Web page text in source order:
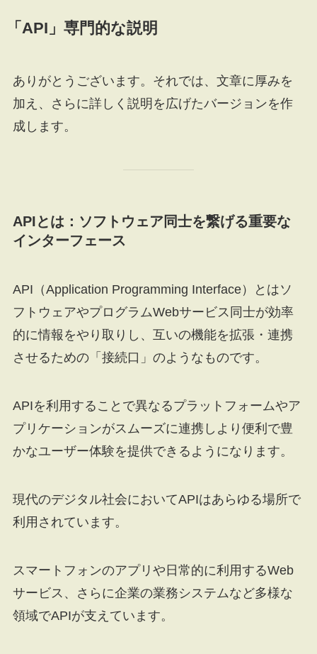
「API」専門的な説明
ありがとうございます。それでは、文章に厚みを
加え、さらに詳しく説明を広げたバージョンを作
成します。
APIとは：ソフトウェア同士を繋げる重要な
インターフェース
API（Application Programming Interface）とはソ
フトウェアやプログラムWebサービス同士が効率
的に情報をやり取りし、互いの機能を拡張・連携
させるための「接続口」のようなものです。
APIを利用することで異なるプラットフォームやア
プリケーションがスムーズに連携しより便利で豊
かなユーザー体験を提供できるようになります。
現代のデジタル社会においてAPIはあらゆる場所で
利用されています。
スマートフォンのアプリや日常的に利用するWeb
サービス、さらに企業の業務システムなど多様な
領域でAPIが支えています。